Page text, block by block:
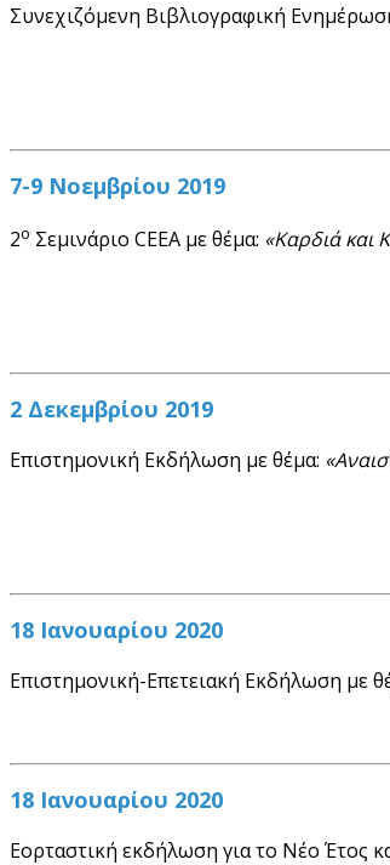
Συνεχιζόμενη Βιβλιογραφική
7-9 Νοεμβρίου 2019
2ο Σεμινάριο CEEA με θέμα: «Καρδιά και
2 Δεκεμβρίου 2019
Επιστημονική Εκδήλωση με θέμα:
18 Ιανουαρίου 2020
Επιστημονική-Επετειακή Εκδήλωση με
18 Ιανουαρίου 2020
Εορταστική εκδήλωση για το Νέο Έτος